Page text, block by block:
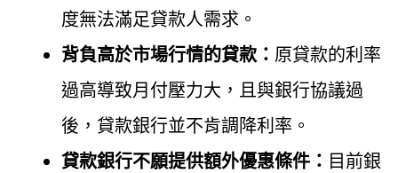
度無法滿足貸款人需求。
背負高於市場行情的貸款： 原貸款的利率
過高導致月付壓力大，且與銀行協議過
後，貸款銀行並不肯調降利率。
貸款銀行不願提供額外優惠條件： 目前銀